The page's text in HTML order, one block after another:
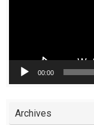
00:00
Archives